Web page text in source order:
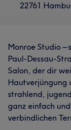
22761
Monroe Studio –
Paul-Dessau-
Salon, der dir
Hautverjüngung
strahlend,
ganz einfach
verbindlichen